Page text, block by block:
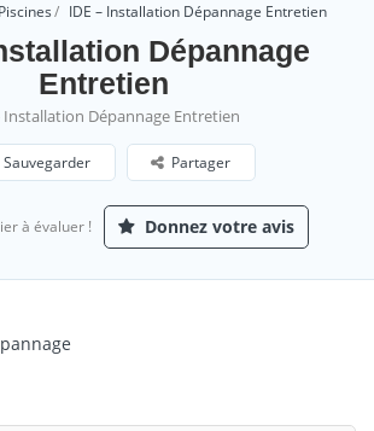
Piscines IDE – Installation Dépannage Entretien
Dépannage
Entretien
Installation Dépannage Entretien
Sauvegarder Partager
à évaluer ! Donnez votre avis